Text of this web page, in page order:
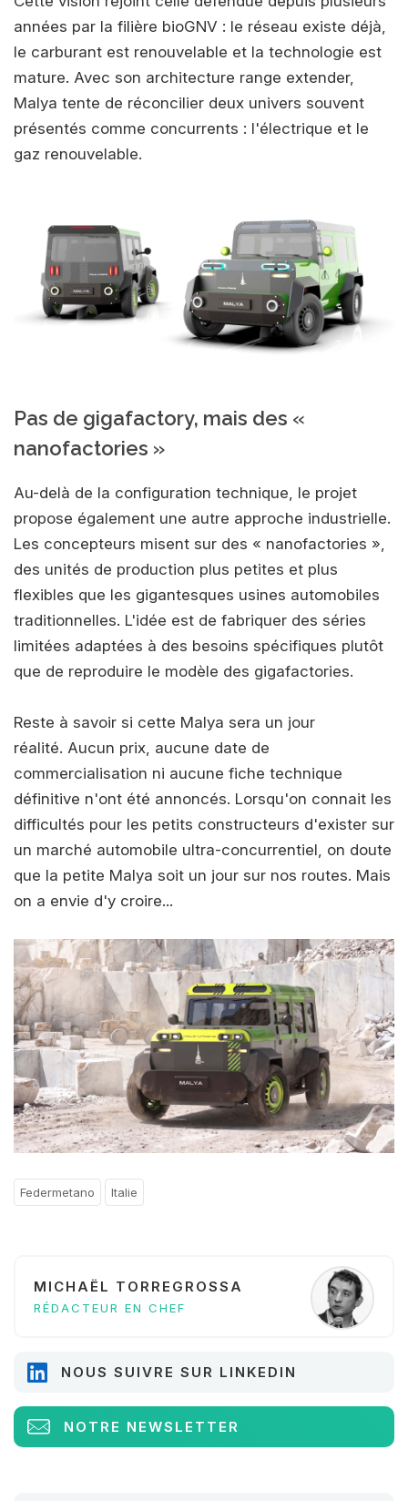
années par la filière bioGNV : le réseau existe déjà,
le carburant est renouvelable et la technologie est
mature. Avec son architecture range extender,
Malya tente de réconcilier deux univers souvent
présentés comme concurrents : l'électrique et le
gaz renouvelable.
Pas de gigafactory, mais des «
nanofactories »
Au-delà de la configuration technique, le projet
propose également une autre approche industrielle.
Les concepteurs misent sur des « nanofactories »,
des unités de production plus petites et plus
flexibles que les gigantesques usines automobiles
traditionnelles. L'idée est de fabriquer des séries
limitées adaptées à des besoins spécifiques plutôt
que de reproduire le modèle des gigafactories.
Reste à savoir si cette Malya sera un jour
réalité. Aucun prix, aucune date de
commercialisation ni aucune fiche technique
définitive n'ont été annoncés. Lorsqu'on connait les
difficultés pour les petits constructeurs d'exister sur
un marché automobile ultra-concurrentiel, on doute
que la petite Malya soit un jour sur nos routes. Mais
on a envie d'y croire...
Federmetano Italie
MICHAËL TORREGROSSA
RÉDACTEUR EN CHEF
NOUS SUIVRE SUR LINKEDIN
NOTRE NEWSLETTER